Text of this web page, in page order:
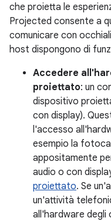
che proietta le
Projected consente a
comunicare con
host dispongono di
Accedere
proiettato: un
dispositivo
con display).
l'accesso
esempio la
appositamente
audio o con
proiettato. Se
un'attività
all'hardware degli